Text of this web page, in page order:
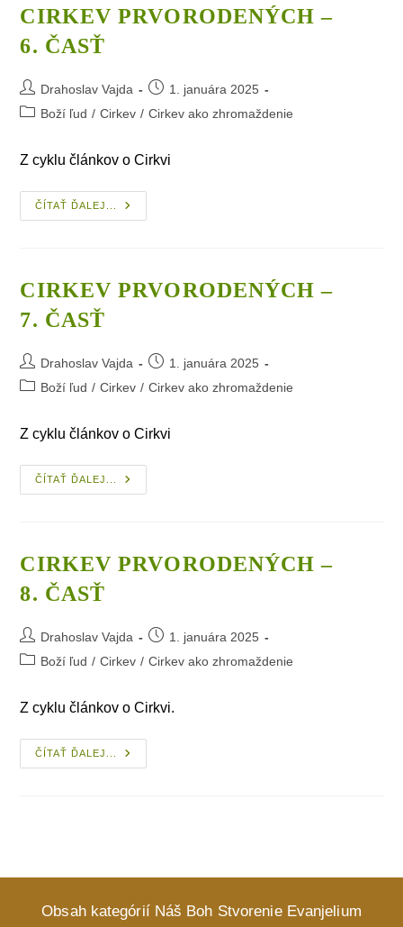
CIRKEV PRVORODENÝCH –
6. ČASŤ
Post
author:
Drahoslav Vajda
Post
published:
1. januára 2025
PostBoží ľud / Cirkev / Cirkev ako zhromaždenie
Z cyklu článkov o Cirkvi
ČÍTAŤ ĎALEJ...
Cirkev
Prvorodených
CIRKEV PRVORODENÝCH –
7. ČASŤ
Post
author:
Drahoslav Vajda
Post
published:
1. januára 2025
PostBoží ľud / Cirkev / Cirkev ako zhromaždenie
Z cyklu článkov o Cirkvi
ČÍTAŤ ĎALEJ...
Cirkev
Prvorodených
CIRKEV PRVORODENÝCH –
8. ČASŤ
Post
author:
Drahoslav Vajda
Post
published:
1. januára 2025
PostBoží ľud / Cirkev / Cirkev ako zhromaždenie
Z cyklu článkov o Cirkvi.
ČÍTAŤ ĎALEJ...
Cirkev
Prvorodených
Obsah kategórií Náš Boh Stvorenie Evanjelium